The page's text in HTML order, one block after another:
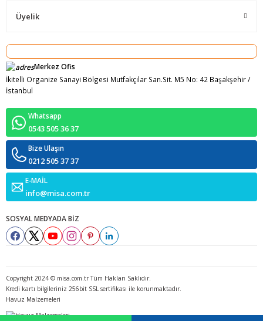
Üyelik
Merkez Ofis
İkitelli Organize Sanayi Bölgesi Mutfakçılar San.Sit. M5 No: 42 Başakşehir /
İstanbul
Whatsapp
0543 505 36 37
Bize Ulaşın
0212 505 37 37
E-MAİL
info@misa.com.tr
SOSYAL MEDYADA BİZ
Copyright 2024 © misa.com.tr Tüm Hakları Saklıdır.
Kredi kartı bilgileriniz 256bit SSL sertifikası ile korunmaktadır.
Havuz Malzemeleri